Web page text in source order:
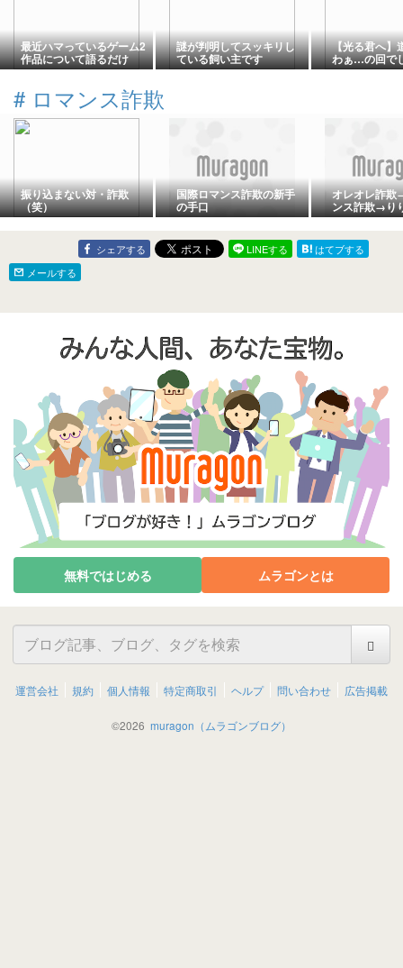
最近ハマっているゲーム2
作品について語るだけ
謎が判明してスッキリし
ている飼い主です
【光る君へ】
わぁ…の回で
# ロマンス詐欺
振り込まない対・詐欺
（笑）
国際ロマンス詐欺の新手
の手口
オレオレ詐
ンス詐欺→り
シェアする LINEする
はてブする
メールする
無料ではじめる ムラゴンとは
運営会社 規約 個人情報 特定商取引 ヘルプ 問い合わせ 広告掲載
©2026 muragon（ムラゴンブログ）